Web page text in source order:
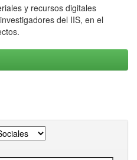
y recursos digitales
del IIS, en el